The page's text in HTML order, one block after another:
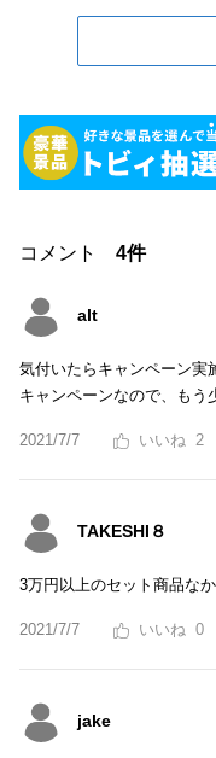
コメント 4件
alt
気付いたらキャンペーン実
キャンペーンなので、もう
2021/7/7 2
TAKESHI８
3万円以上のセット商品な
2021/7/7 0
jake